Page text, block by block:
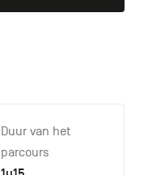
Duur van het
parcours